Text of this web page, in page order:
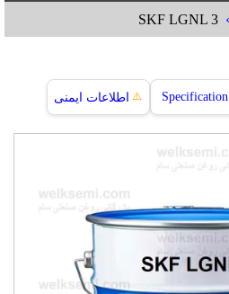
SKF LGNL 3
Specification
⚠️ اطلاعات ایمنی